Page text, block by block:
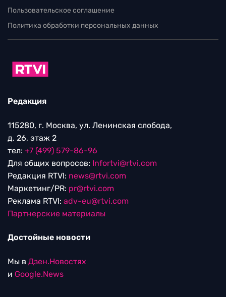
Пользовательское соглашение
Политика обработки персональных данных
Редакция
115280, г. Москва, ул. Ленинская слобода,
д. 26, этаж 2
тел: +7 (499) 579-86-96
Для общих вопросов: Infortvi@rtvi.com
Редакция RTVI: news@rtvi.com
Маркетинг/PR: pr@rtvi.com
Реклама RTVI: adv-eu@rtvi.com
Партнерские материалы
Достойные новости
Мы в Дзен.Новостях
и Google.News